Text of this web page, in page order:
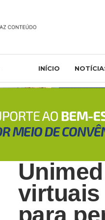
INÍCIO
virtuais